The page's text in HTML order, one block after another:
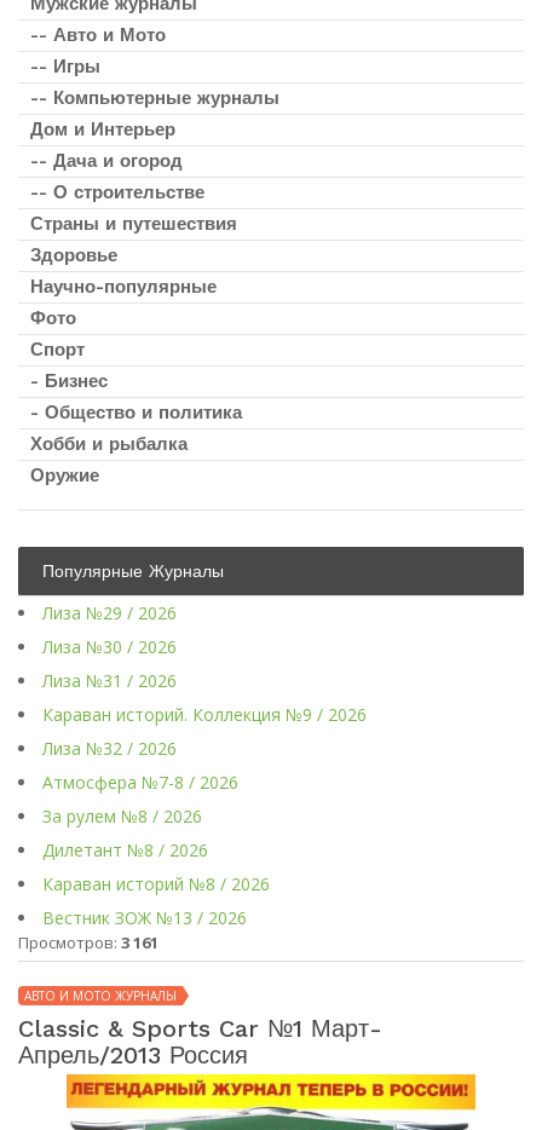
-- Авто и Мото
-- Игры
-- Компьютерные журналы
Дом и Интерьер
-- Дача и огород
-- О строительстве
Страны и путешествия
Здоровье
Научно-популярные
Фото
Спорт
- Бизнес
- Общество и политика
Хобби и рыбалка
Оружие
Популярные Журналы
Лиза №29 / 2026
Лиза №30 / 2026
Лиза №31 / 2026
Караван историй. Коллекция №9 / 2026
Лиза №32 / 2026
Атмосфера №7-8 / 2026
За рулем №8 / 2026
Дилетант №8 / 2026
Караван историй №8 / 2026
Вестник ЗОЖ №13 / 2026
Просмотров: 3 161
АВТО И МОТО ЖУРНАЛЫ
Classic & Sports Car №1 Март-
Апрель/2013 Россия